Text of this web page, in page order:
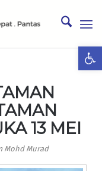
13 MEI
Mohd Murad